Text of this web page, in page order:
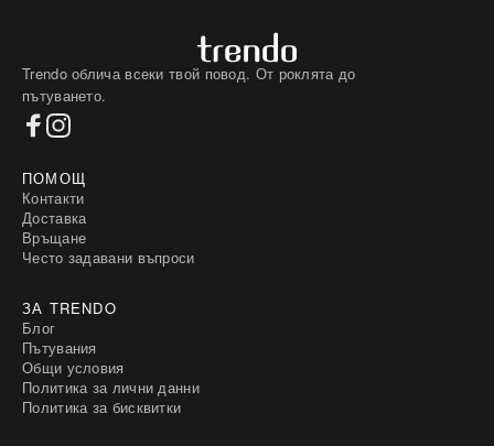
Trendo облича всеки твой повод. От роклята до
пътуването.
ПОМОЩ
Контакти
Доставка
Връщане
Често задавани въпроси
ЗА TRENDO
Блог
Пътувания
Общи условия
Политика за лични данни
Политика за бисквитки